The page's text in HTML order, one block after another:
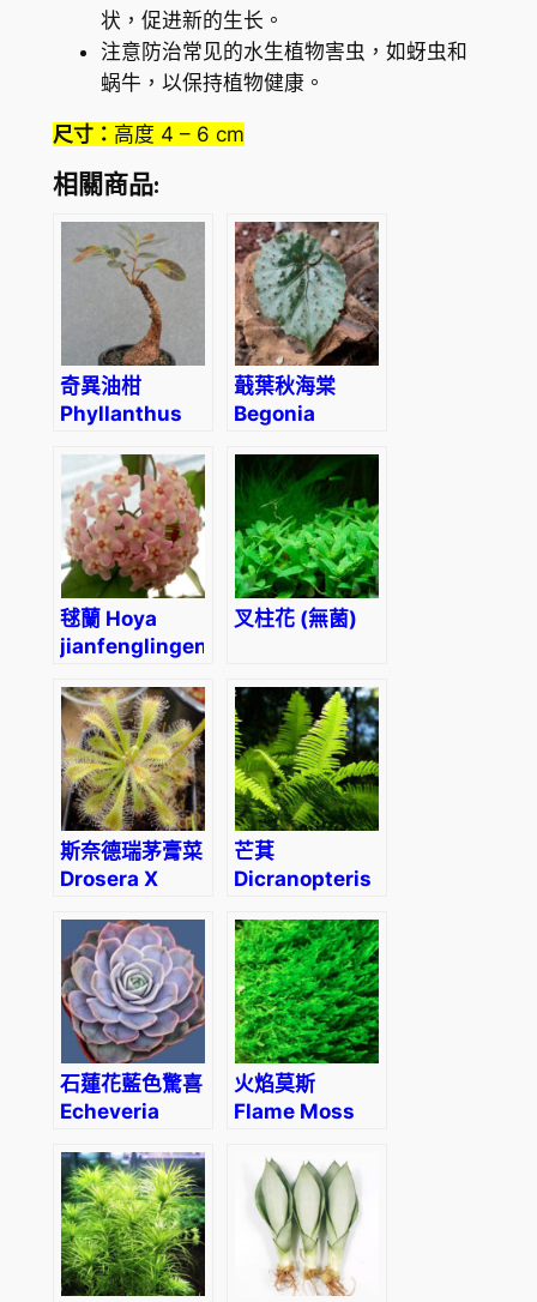
状，促进新的生长。
注意防治常见的水生植物害虫，如蚜虫和
蜗牛，以保持植物健康。
尺寸： 高度 4 – 6 cm
相關商品:
奇異油柑
Phyllanthus
(Phyllanthaceae)
蕺葉秋海棠
Begonia
Irmsch.
毬蘭 Hoya
jianfenglingensis
叉柱花 (無菌)
斯奈德瑞茅膏菜
Drosera X
芒萁
Dicranopteris
(Thunb.)
Berhn.
石蓮花藍色驚喜
Echeveria
Surprise’
火焰莫斯
Flame Moss
sp. ‘Flame’)